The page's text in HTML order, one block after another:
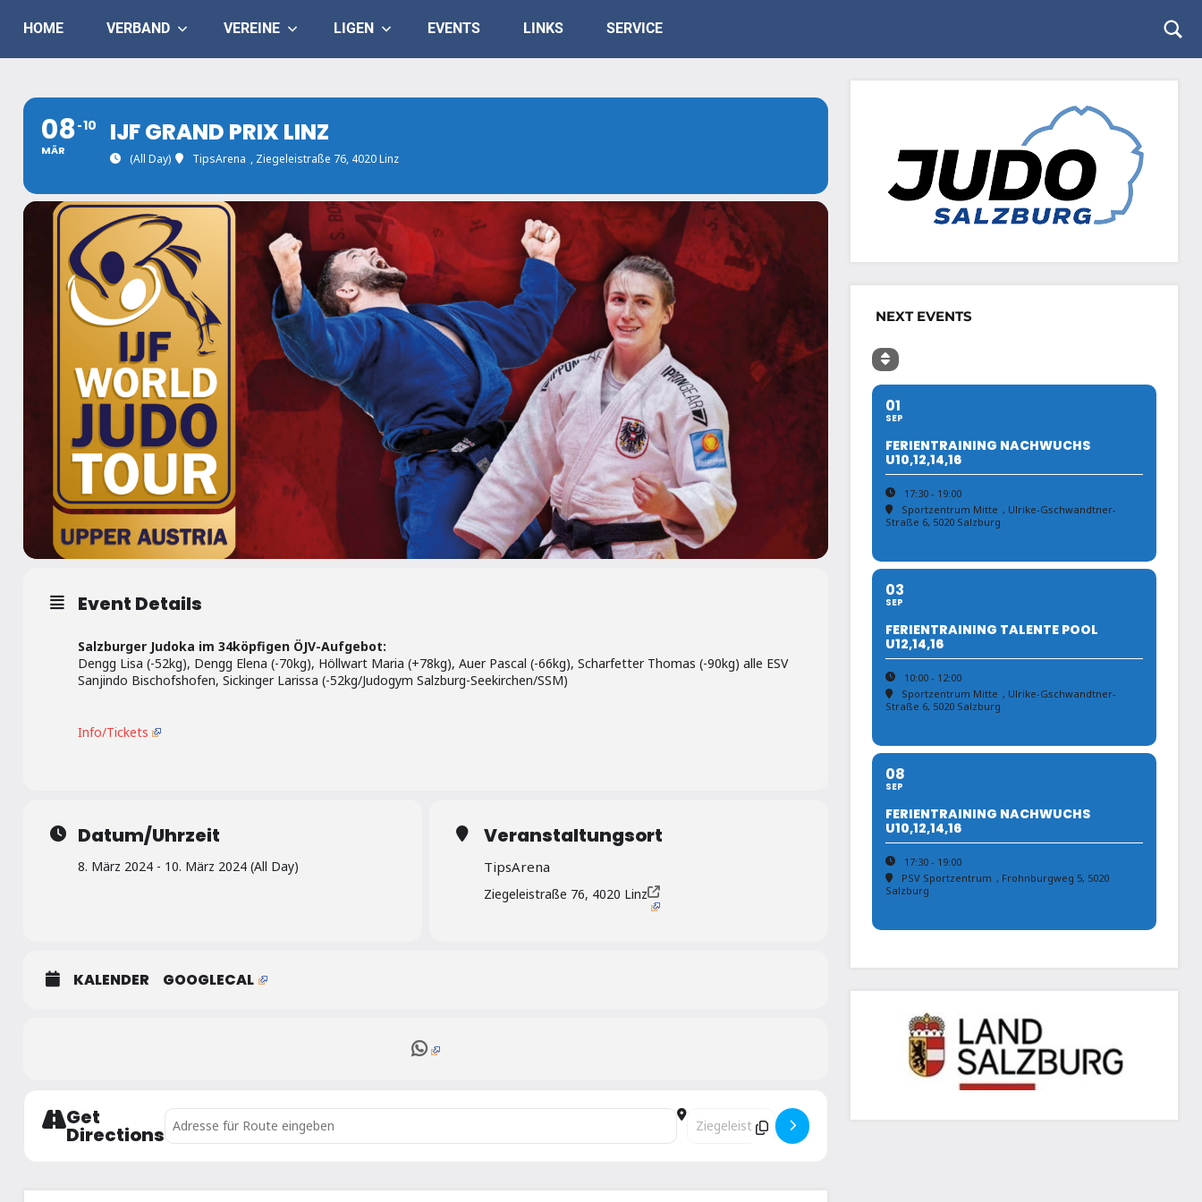
content
Judo
Salzburg
HOME VERBAND VEREINE LIGEN EVENTS LINKS SERVICE
08
MÄR
10 IJF GRAND PRIX LINZ
(All Day) TipsArena , Ziegeleistraße 76, 4020 Linz
Event Details
Salzburger Judoka im 34köpfigen ÖJV-Aufgebot:
Dengg Lisa (-52kg), Dengg Elena (-70kg), Höllwart Maria (+78kg), Auer Pascal (-66kg), Scharfetter Thomas (-90kg) alle ESV
Sanjindo Bischofshofen, Sickinger Larissa (-52kg/Judogym Salzburg-Seekirchen/SSM)
Info/Tickets
Datum/Uhrzeit
8. März 2024 - 10. März 2024 (All Day)
Veranstaltungsort
TipsArena
Ziegeleistraße 76, 4020 Linz
KALENDER GOOGLECAL
Get
Directions
Address - IJF Grand Prix Linz [] Destination Address - IJF Grand Prix Linz []
NEXT EVENTS
01
SEP
FERIENTRAINING NACHWUCHS
U10,12,14,16
17:30 - 19:00
Sportzentrum Mitte , Ulrike-Gschwandtner-
Straße 6, 5020 Salzburg
03
SEP
FERIENTRAINING TALENTE POOL
U12,14,16
10:00 - 12:00
Sportzentrum Mitte , Ulrike-Gschwandtner-
Straße 6, 5020 Salzburg
08
SEP
FERIENTRAINING NACHWUCHS
U10,12,14,16
17:30 - 19:00
PSV Sportzentrum , Frohnburgweg 5, 5020
Salzburg